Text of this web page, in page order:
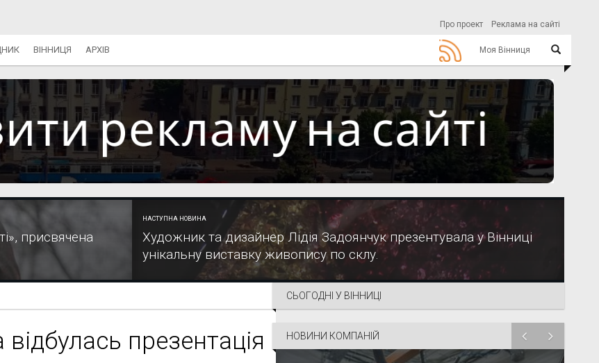
Про проект Реклама на сайті
Моя Вінниця
ВІННИЦЯ АРХІВ
присвячена
НАСТУПНА НОВИНА
Художник та дизайнер Лідія Задоянчук презентувала у Вінниці
унікальну виставку живопису по склу.
відбулась презентація
СЬОГОДНІ У ВІННИЦІ
НОВИНИ КОМПАНІЙ